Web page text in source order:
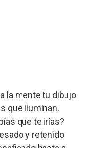
la mente tu dibujo
que iluminan.
que te irías?
y retenido